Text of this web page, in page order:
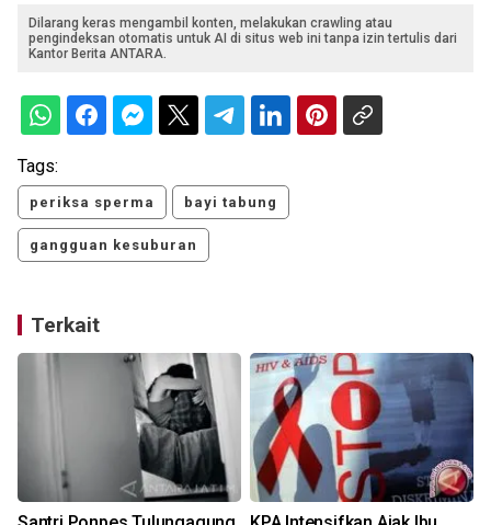
Dilarang keras mengambil konten, melakukan crawling atau
pengindeksan otomatis untuk AI di situs web ini tanpa izin tertulis dari
Kantor Berita ANTARA.
Tags:
periksa sperma bayi tabung
gangguan kesuburan
Terkait